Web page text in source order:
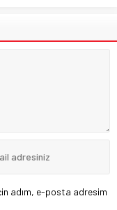
adım, e-posta adresim